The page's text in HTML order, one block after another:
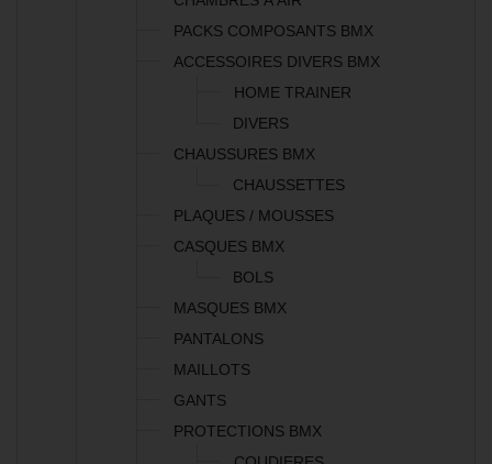
PACKS COMPOSANTS BMX
ACCESSOIRES DIVERS BMX
HOME TRAINER
DIVERS
CHAUSSURES BMX
CHAUSSETTES
PLAQUES / MOUSSES
CASQUES BMX
BOLS
MASQUES BMX
PANTALONS
MAILLOTS
GANTS
PROTECTIONS BMX